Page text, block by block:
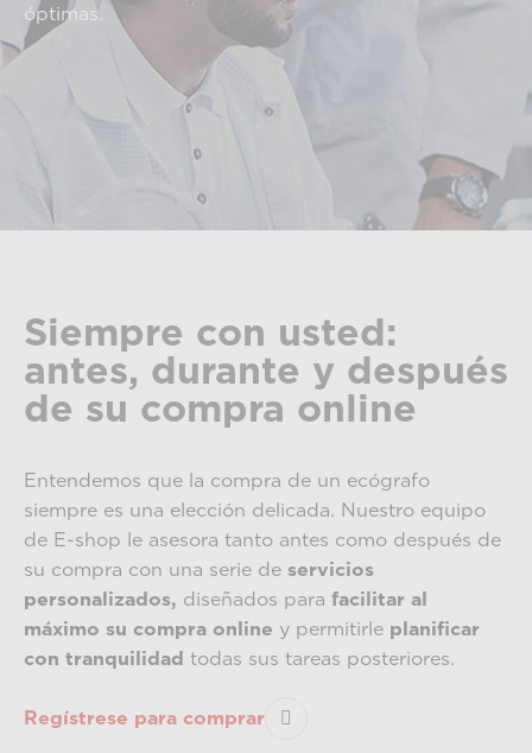
óptimas.
Siempre con usted:
antes, durante y después
de su compra online
Entendemos que la compra de un ecógrafo
siempre es una elección delicada. Nuestro equipo
de E-shop le asesora tanto antes como después de
su compra con una serie de servicios
personalizados, diseñados para facilitar al
máximo su compra online y permitirle planificar
con tranquilidad todas sus tareas posteriores.
Regístrese para comprar